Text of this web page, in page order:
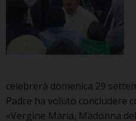
celebrerà domenica 29
Padre ha voluto concludere
«Vergine Maria, Madonna